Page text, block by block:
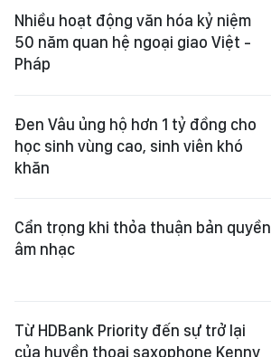
Nhiều hoạt động văn hóa kỷ niệm
50 năm quan hệ ngoại giao Việt -
Pháp
Đen Vâu ủng hộ hơn 1 tỷ đồng cho
học sinh vùng cao, sinh viên khó
khăn
Cẩn trọng khi thỏa thuận bản quyền
âm nhạc
Từ HDBank Priority đến sự trở lại
của huyền thoại saxophone Kenny